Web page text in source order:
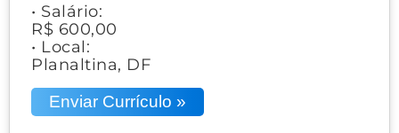
• Salário:
R$ 600,00
• Local:
Planaltina, DF
Enviar Currículo »